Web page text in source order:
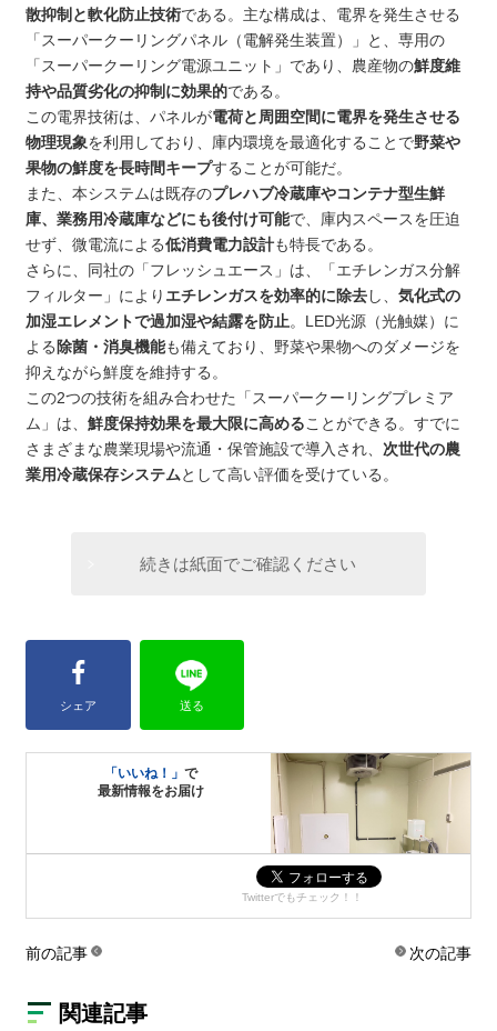
散抑制と軟化防止技術である。主な構成は、電界を発生させる
「スーパークーリングパネル（電解発生装置）」と、専用の
「スーパークーリング電源ユニット」であり、農産物の鮮度維
持や品質劣化の抑制に効果的である。
この電界技術は、パネルが電荷と周囲空間に電界を発生させる
物理現象を利用しており、庫内環境を最適化することで野菜や
果物の鮮度を長時間キープすることが可能だ。
また、本システムは既存のプレハブ冷蔵庫やコンテナ型生鮮
庫、業務用冷蔵庫などにも後付け可能で、庫内スペースを圧迫
せず、微電流による低消費電力設計も特長である。
さらに、同社の「フレッシュエース」は、「エチレンガス分解
フィルター」により エチレンガスを効率的に除去し、気化式の
加湿エレメントで過加湿や結露を防止。LED光源（光触媒）に
よる 除菌・消臭機能も備えており、野菜や果物へのダメージを
抑えながら鮮度を維持する。
この2つの技術を組み合わせた「スーパークーリングプレミア
ム」は、鮮度保持効果を最大限に高めることができる。すでに
さまざまな農業現場や流通・保管施設で導入され、次世代の農
業用冷蔵保存システムとして高い評価を受けている。
続きは紙面でご確認ください
シェア 送る
「いいね！」で
最新情報をお届け
Twitterでもチェック！！
前の記事 次の記事
関連記事